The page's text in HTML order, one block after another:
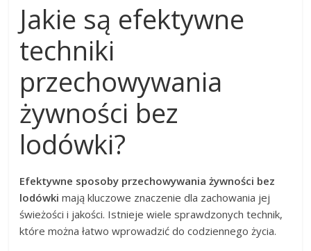
Jakie są efektywne
techniki
przechowywania
żywności bez
lodówki?
Efektywne sposoby przechowywania żywności bez
lodówki mają kluczowe znaczenie dla zachowania jej
świeżości i jakości. Istnieje wiele sprawdzonych technik,
które można łatwo wprowadzić do codziennego życia.